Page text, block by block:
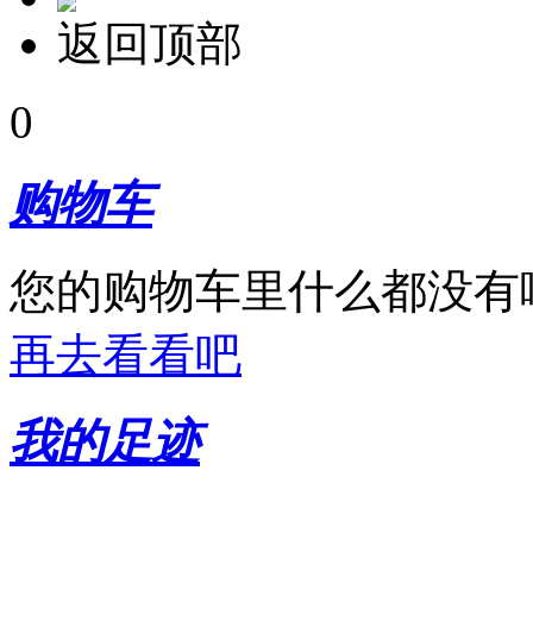
返回顶部
0
购物车
您的购物车里什么都没有
再去看看吧
我的足迹